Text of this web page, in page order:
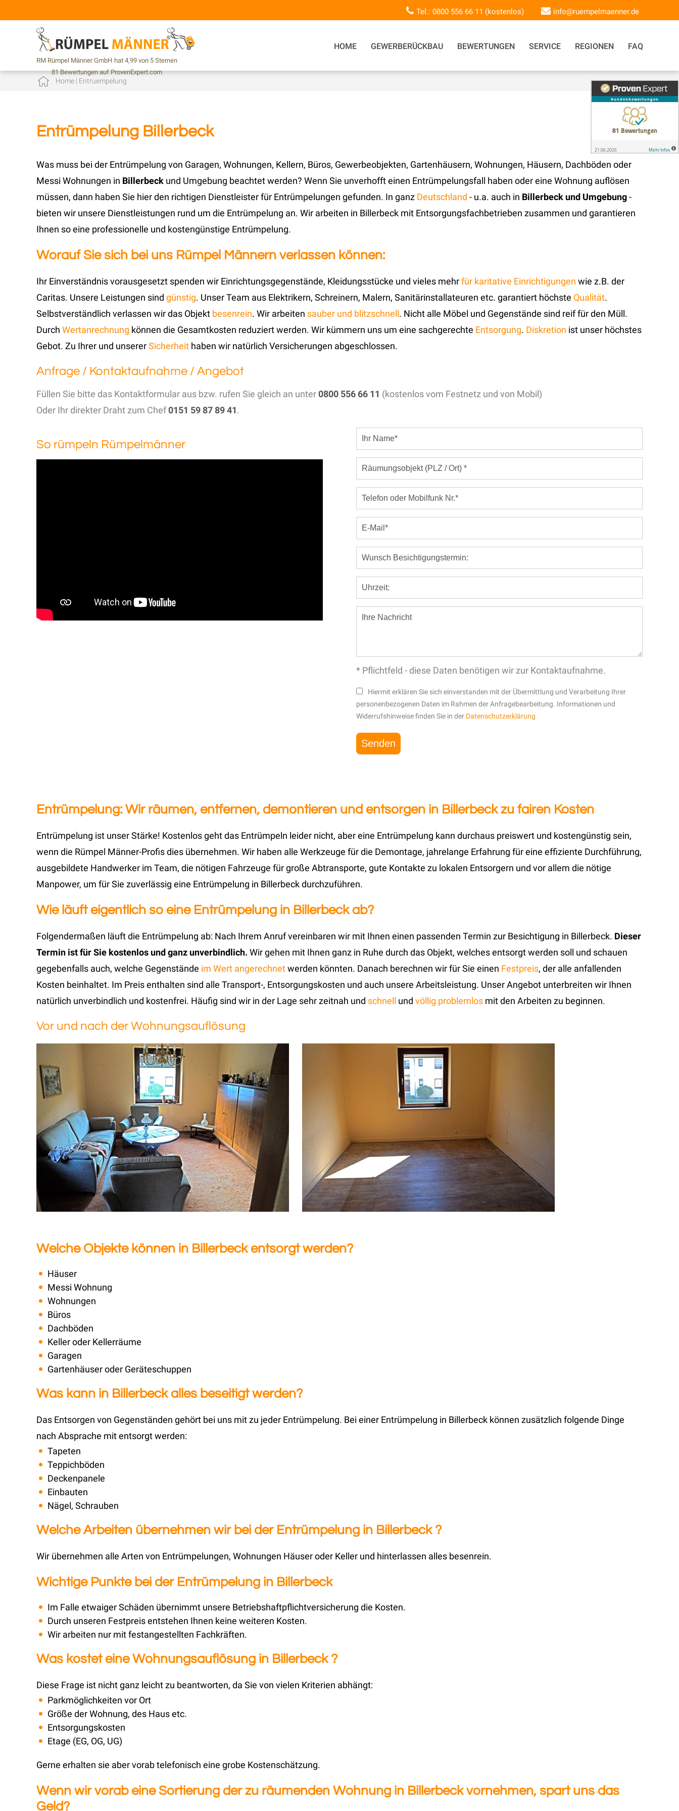
Tel.: 0800 556 66 11 (kostenlos) info@ruempelmaenner.de
HOME GEWERBERÜCKBAU BEWERTUNGEN SERVICE REGIONEN FAQ
RM Rümpel Männer GmbH hat 4,99 von 5 Sternen
81Bewertungen auf ProvenExpert.com
Home| Entruempelung
Entrümpelung Billerbeck
Was muss bei der Entrümpelung von Garagen, Wohnungen, Kellern, Büros, Gewerbeobjekten, Gartenhäusern, Wohnungen, Häusern, Dachböden oder
Messi Wohnungen in Billerbeck und Umgebung beachtet werden? Wenn Sie unverhofft einen Entrümpelungsfall haben oder eine Wohnung auflösen
müssen, dann haben Sie hier den richtigen Dienstleister für Entrümpelungen gefunden. In ganz Deutschland - u.a. auch in Billerbeck und Umgebung-
bieten wir unsere Dienstleistungen rund um die Entrümpelung an. Wir arbeiten in Billerbeck mit Entsorgungsfachbetrieben zusammen und garantieren
Ihnen so eine professionelle und kostengünstige Entrümpelung.
Worauf Sie sich bei uns Rümpel Männern verlassen können:
Ihr Einverständnis vorausgesetzt spenden wir Einrichtungsgegenstände, Kleidungsstücke und vieles mehrfür karitative Einrichtigungen wie z.B. der
Caritas. Unsere Leistungen sind günstig. Unser Team aus Elektrikern, Schreinern, Malern, Sanitärinstallateuren etc. garantiert höchste Qualität.
Selbstverständlich verlassen wir das Objekt besenrein. Wir arbeiten sauber und blitzschnell. Nicht alle Möbel und Gegenstände sind reif für den Müll.
Durch Wertanrechnung können die Gesamtkosten reduziert werden. Wir kümmern uns um eine sachgerechte Entsorgung. Diskretion ist unser höchstes
Gebot. Zu Ihrer und unsererSicherheit haben wir natürlich Versicherungen abgeschlossen.
Anfrage / Kontaktaufnahme / Angebot
Füllen Sie bitte das Kontaktformular aus bzw. rufen Sie gleich an unter0800 556 66 11 (kostenlos vom Festnetz und von Mobil)
Oder Ihr direkter Draht zum Chef0151 59 87 89 41.
So rümpeln Rümpelmänner
* Pflichtfeld - diese Daten benötigen wir zur Kontaktaufnahme.
Hiermit erklären Sie sich einverstanden mit der Übermittlung und Verarbeitung Ihrer
personenbezogenen Daten im Rahmen der Anfragebearbeitung. Informationen und
Widerrufshinweise finden Sie in der Datenschutzerklärung
Entrümpelung: Wir räumen, entfernen, demontieren und entsorgen in Billerbeck zu fairen Kosten
Entrümpelung ist unser Stärke! Kostenlos geht das Entrümpeln leider nicht, aber eine Entrümpelung kann durchaus preiswert und kostengünstig sein,
wenn die Rümpel Männer-Profis dies übernehmen. Wir haben alle Werkzeuge für die Demontage, jahrelange Erfahrung für eine effiziente Durchführung,
ausgebildete Handwerker im Team, die nötigen Fahrzeuge für große Abtransporte, gute Kontakte zu lokalen Entsorgern und vor allem die nötige
Manpower, um für Sie zuverlässig eine Entrümpelung in Billerbeck durchzuführen.
Wie läuft eigentlich so eine Entrümpelung in Billerbeck ab?
Folgendermaßen läuft die Entrümpelung ab: Nach Ihrem Anruf vereinbaren wir mit Ihnen einen passenden Termin zur Besichtigung in Billerbeck. Dieser
Termin ist für Sie kostenlos und ganz unverbindlich. Wir gehen mit Ihnen ganz in Ruhe durch das Objekt, welches entsorgt werden soll und schauen
gegebenfalls auch, welche Gegenstände im Wert angerechnetwerden könnten. Danach berechnen wir für Sie einen Festpreis, der alle anfallenden
Kosten beinhaltet. Im Preis enthalten sind alle Transport-, Entsorgungskosten und auch unsere Arbeitsleistung. Unser Angebot unterbreiten wir Ihnen
natürlich unverbindlich und kostenfrei. Häufig sind wir in der Lage sehr zeitnah und schnell und völlig problemlos mit den Arbeiten zu beginnen.
Vor und nach der Wohnungsauflösung
Welche Objekte können in Billerbeck entsorgt werden?
Häuser
Messi Wohnung
Wohnungen
Büros
Dachböden
Keller oder Kellerräume
Garagen
Gartenhäuser oder Geräteschuppen
Was kann in Billerbeck alles beseitigt werden?
Das Entsorgen von Gegenständen gehört bei uns mit zu jeder Entrümpelung. Bei einer Entrümpelung in Billerbeck können zusätzlich folgende Dinge
nach Absprache mit entsorgt werden:
Tapeten
Teppichböden
Deckenpanele
Einbauten
Nägel, Schrauben
Welche Arbeiten übernehmen wir bei der Entrümpelung in Billerbeck ?
Wir übernehmen alle Arten von Entrümpelungen, Wohnungen Häuser oder Keller und hinterlassen alles besenrein.
Wichtige Punkte bei der Entrümpelung in Billerbeck
Im Falle etwaiger Schäden übernimmt unsere Betriebshaftpflichtversicherung die Kosten.
Durch unseren Festpreis entstehen Ihnen keine weiteren Kosten.
Wir arbeiten nur mit festangestellten Fachkräften.
Was kostet eine Wohnungsauflösung in Billerbeck ?
Diese Frage ist nicht ganz leicht zu beantworten, da Sie von vielen Kriterien abhängt:
Parkmöglichkeiten vor Ort
Größe der Wohnung, des Haus etc.
Entsorgungskosten
Etage (EG, OG, UG)
Gerne erhalten sie aber vorab telefonisch eine grobe Kostenschätzung.
Wenn wir vorab eine Sortierung der zu räumenden Wohnung in Billerbeck vornehmen, spart uns das
Geld?